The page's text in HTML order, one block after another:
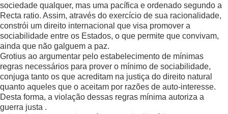
sociedade qualquer, mas uma pacífica e ordenado segundo a
Recta ratio. Assim, através do exercício de sua racionalidade,
constrói um direito internacional que visa promover a
sociabilidade entre os Estados, o que permite que convivam,
ainda que não galguem a paz.
Grotius ao argumentar pelo estabelecimento de mínimas
regras necessários para prover o mínimo de sociabilidade,
conjuga tanto os que acreditam na justiça do direito natural
quanto aqueles que o aceitam por razões de auto-interesse.
Desta forma, a violação dessas regras mínima autoriza a
guerra justa .